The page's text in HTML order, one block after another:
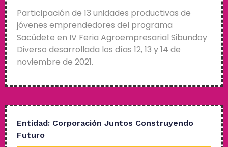
Participación de 13 unidades productivas de
jóvenes emprendedores del programa
Sacúdete en IV Feria Agroempresarial Sibundoy
Diverso desarrollada los días 12, 13 y 14 de
noviembre de 2021.
Entidad: Corporación Juntos Construyendo
Futuro